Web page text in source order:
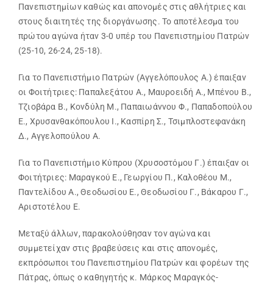
Search
for:
Πανεπιστημίων καθώς και απονομές στις αθλήτριες και
στους διαιτητές της διοργάνωσης. Το αποτέλεσμα του
πρώτου αγώνα ήταν 3-0 υπέρ του Πανεπιστημίου Πατρών
(25-10, 26-24, 25-18).
Για το Πανεπιστήμιο Πατρών (Αγγελόπουλος Α.) έπαιξαν
οι Φοιτήτριες: Παπαλεξάτου Α., Μαυροειδή Α., Μπένου Β.,
Τζιοβάρα Β., Κονδύλη Μ., Παπαιωάννου Φ., Παπαδοπούλου
Ε., Χρυσανθακόπουλου Ι., Κασπίρη Σ., Τσιμπλοστεφανάκη
Δ., Αγγελοπούλου Α.
Για το Πανεπιστήμιο Κύπρου (Χρυσοστόμου Γ.) έπαιξαν οι
Φοιτήτριες: Μαραγκού Ε., Γεωργίου Π., Καλοθέου Μ.,
Παντελίδου Α., Θεοδωσίου Ε., Θεοδωσίου Γ., Βάκαρου Γ.,
Αριστοτέλου Ε.
Μεταξύ άλλων, παρακολούθησαν τον αγώνα και
συμμετείχαν στις βραβεύσεις και στις απονομές,
εκπρόσωποι του Πανεπιστημίου Πατρών και φορέων της
Πάτρας, όπως ο καθηγητής κ. Μάρκος Μαραγκός-